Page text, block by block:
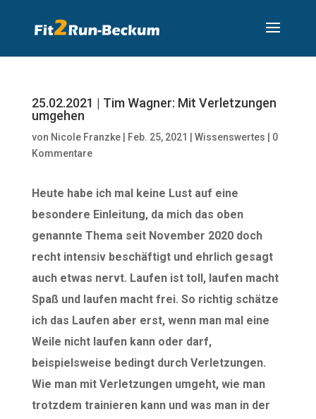
25.02.2021 | Tim Wagner: Mit Verletzungen
umgehen
von Nicole Franzke| Feb. 25, 2021 Wissenswertes
0
Kommentare
Heute habe ich mal keine Lust auf eine
besondere Einleitung, da mich das oben
genannte Thema seit November 2020 doch
recht intensiv beschäftigt und ehrlich gesagt
auch etwas nervt. Laufen ist toll, laufen macht
Spaß und laufen macht frei. So richtig schätze
ich das Laufen aber erst, wenn man mal eine
Weile nicht laufen kann oder darf,
beispielsweise bedingt durch Verletzungen.
Wie man mit Verletzungen umgeht, wie man
trotzdem trainieren kann und was man in der